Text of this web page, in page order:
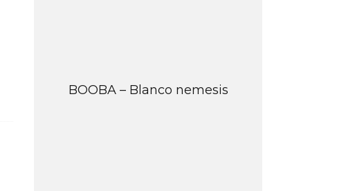
BOOBA – Blanco nemesis